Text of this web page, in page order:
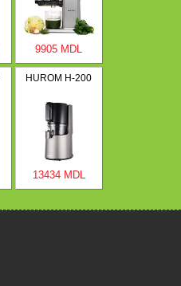
9905 MDL
HUROM H-200
13434 MDL